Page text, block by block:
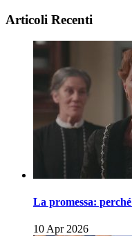
Articoli Recenti
La promessa:
10 Apr 2026